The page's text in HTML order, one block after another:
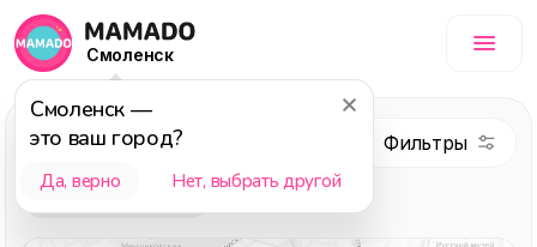
Смоленск
Смоленск —
это ваш город?
Да, верно Нет, выбрать другой
Услуги
Выбор редакции